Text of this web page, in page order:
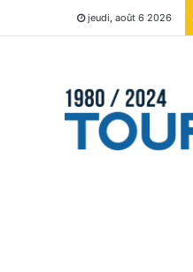
jeudi, août 6 2026